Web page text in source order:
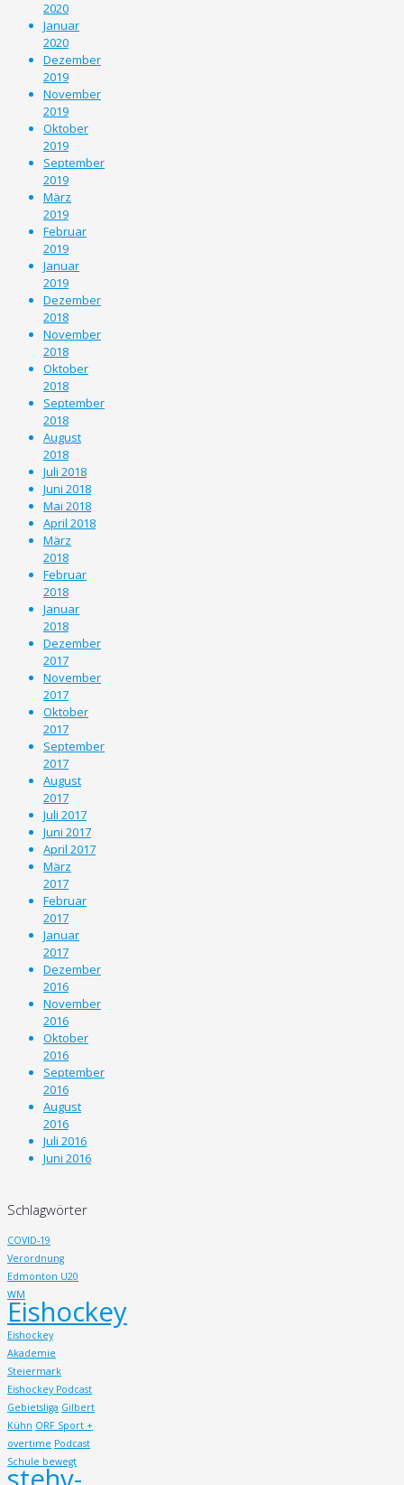
2020
Januar
2020
Dezember
2019
November
2019
Oktober
2019
September
2019
März
2019
Februar
2019
Januar
2019
Dezember
2018
November
2018
Oktober
2018
September
2018
August
2018
Juli 2018
Juni 2018
Mai 2018
April 2018
März
2018
Februar
2018
Januar
2018
Dezember
2017
November
2017
Oktober
2017
September
2017
August
2017
Juli 2017
Juni 2017
April 2017
März
2017
Februar
2017
Januar
2017
Dezember
2016
November
2016
Oktober
2016
September
2016
August
2016
Juli 2016
Juni 2016
Schlagwörter
COVID-19
Verordnung
Edmonton U20
WM
Eishockey
Eishockey
Akademie
Steiermark
Eishockey Podcast
Gebietsliga Gilbert
Kühn ORF Sport +
overtime Podcast
Schule bewegt